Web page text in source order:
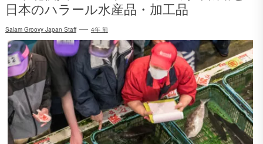
日本のハラール水産品・加工品
Salam Groovy Japan Staff 4年 前